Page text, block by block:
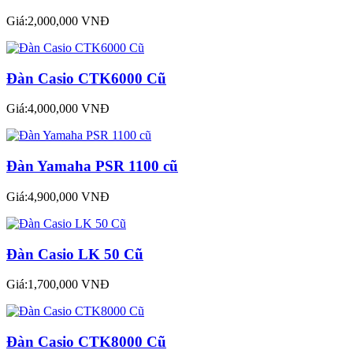
Giá:2,000,000 VNĐ
Đàn Casio CTK6000 Cũ
Giá:4,000,000 VNĐ
Đàn Yamaha PSR 1100 cũ
Giá:4,900,000 VNĐ
Đàn Casio LK 50 Cũ
Giá:1,700,000 VNĐ
Đàn Casio CTK8000 Cũ